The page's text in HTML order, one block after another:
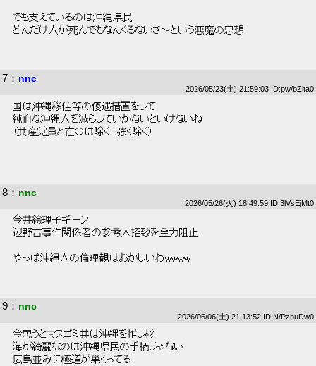
でも支えているのは沖縄県民
どんだけ人が死んでもなんくるないさ～という悪魔の思想
7 ： nnc
2026/05/23(土) 21:59:03 ID:pw/bZlta0
国は沖縄移住等の優遇措置をして
純血な沖縄人を減らしていかないといけないね
（共産党員と在〇は除く　強く除く）
8 ： nnc
2026/05/26(火) 18:49:59 ID:3lVsEjMt0
今井絵理子ギーン
辺野古事件関係者の参考人招致を全力阻止
やっぱ沖縄人の倫理観はおかしいわwwww
9 ： nnc
2026/06/06(土) 21:13:52 ID:N/PzhuDw0
今思うとマスゴミ共は沖縄を推し杉
海が綺麗なのは沖縄県民の手柄じゃない
広島並みに極道が巣くってる